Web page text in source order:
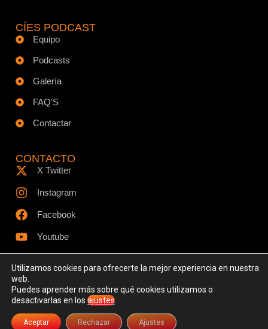
CÍES PODCAST
Equipo
Podcasts
Galería
FAQ'S
Contactar
CONTACTO
X Twitter
Instagram
Facebook
Youtube
© Todos los derechos reservados - www.ciespodcast.es
Aviso LegalPolítica de PrivacidadPolítica de Cookies
Utilizamos cookies para ofrecerte la mejor experiencia en nuestra
web.
Puedes aprender más sobre qué cookies utilizamos o
desactivarlas en los ajustes
Aceptar Rechazar Ajustes